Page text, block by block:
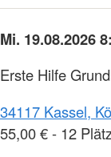
Mi. 19.08.2026
Erste Hilfe
34117 Kassel,
55,00 € - 12